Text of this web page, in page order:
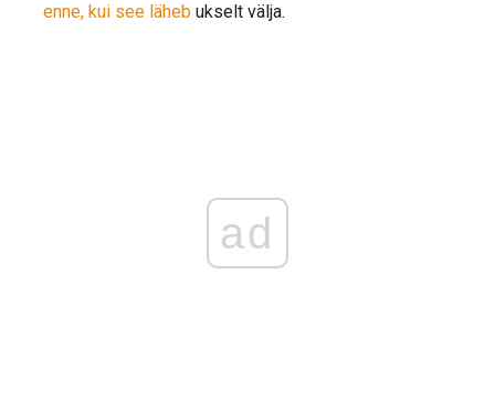
enne, kui see läheb ukselt välja.
ad